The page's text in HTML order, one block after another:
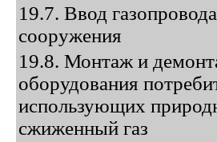
19.7. Ввод
сооружения
19.8. Монтаж и
оборудования
использующих
сжиженный газ